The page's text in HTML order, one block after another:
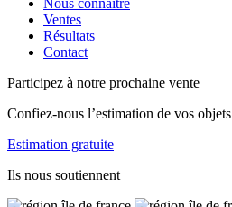
Nous connaître
Ventes
Résultats
Contact
Participez à notre prochaine vente
Confiez-nous l’estimation de vos objets
Estimation gratuite
Ils nous soutiennent